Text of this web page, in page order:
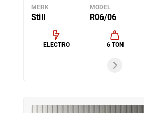
MERK
Still
MODEL
R06/06
ELECTRO 6 TON